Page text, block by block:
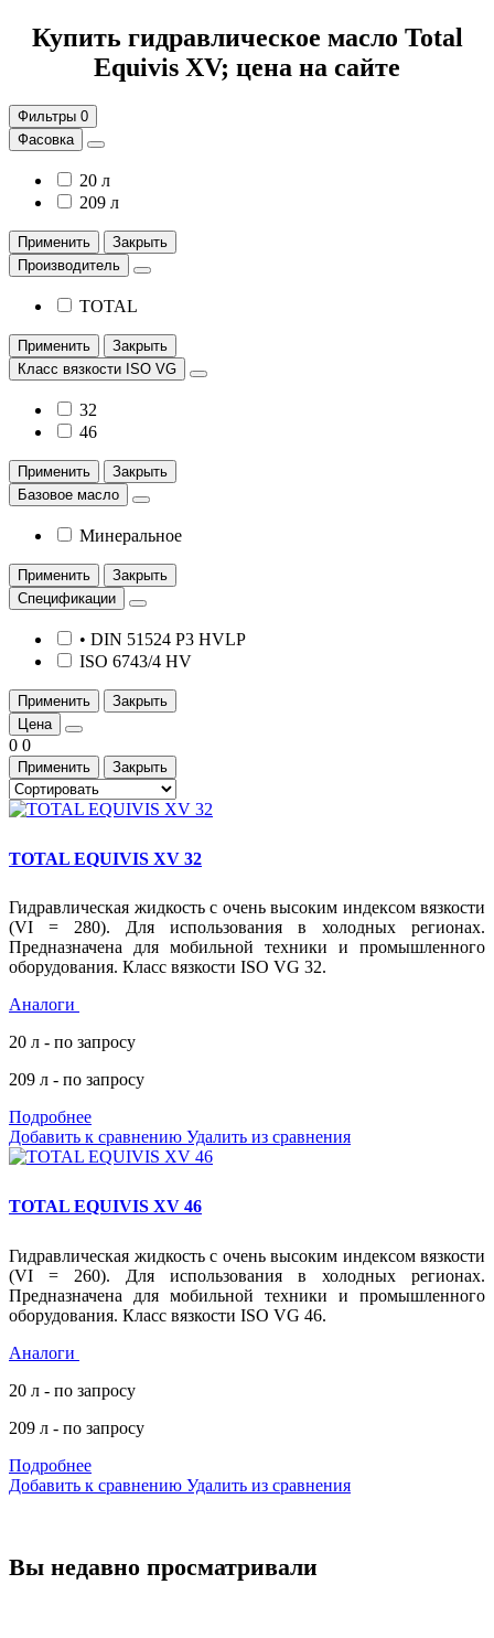
Купить гидравлическое масло Total
Equivis XV; цена на сайте
Фильтры 0
Фасовка
20 л
209 л
Применить
Закрыть
Производитель
TOTAL
Применить
Закрыть
Класс вязкости ISO VG
32
46
Применить
Закрыть
Базовое масло
Минеральное
Применить
Закрыть
Спецификации
• DIN 51524 P3 HVLP
ISO 6743/4 HV
Применить
Закрыть
Цена
0 0
Применить Закрыть
TOTAL EQUIVIS XV 32
Гидравлическая жидкость с очень высоким индексом вязкости
(VI = 280). Для использования в холодных регионах.
Предназначена для мобильной техники и промышленного
оборудования. Класс вязкости ISO VG 32.
Аналоги
20 л - по запросу
209 л - по запросу
Подробнее
Добавить к сравнению Удалить из сравнения
TOTAL EQUIVIS XV 46
Гидравлическая жидкость с очень высоким индексом вязкости
(VI = 260). Для использования в холодных регионах.
Предназначена для мобильной техники и промышленного
оборудования. Класс вязкости ISO VG 46.
Аналоги
20 л - по запросу
209 л - по запросу
Подробнее
Добавить к сравнению Удалить из сравнения
Вы недавно просматривали